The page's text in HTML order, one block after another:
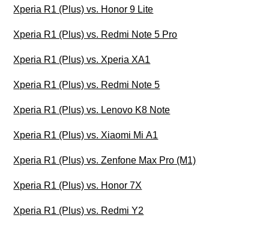
Xperia R1 (Plus) vs. Honor 9 Lite
Xperia R1 (Plus) vs. Redmi Note 5 Pro
Xperia R1 (Plus) vs. Xperia XA1
Xperia R1 (Plus) vs. Redmi Note 5
Xperia R1 (Plus) vs. Lenovo K8 Note
Xperia R1 (Plus) vs. Xiaomi Mi A1
Xperia R1 (Plus) vs. Zenfone Max Pro (M1)
Xperia R1 (Plus) vs. Honor 7X
Xperia R1 (Plus) vs. Redmi Y2